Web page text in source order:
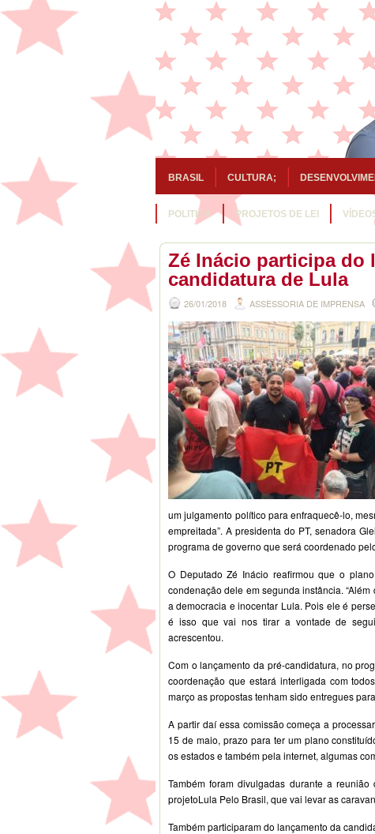
BRASIL CULTURA;
POLITICA PROJETOS DE LEI
Zé Inácio participa do
candidatura de Lula
26/01/2018 ASSESSORIA DE IMPRENSA
um julgamento político para enfraquecê-lo,
empreitada”. A presidenta do PT, senadora
programa de governo que será coordenado
O Deputado Zé Inácio reafirmou que o
condenação dele em segunda instância.
a democracia e inocentar Lula. Pois ele é
é isso que vai nos tirar a vontade de
acrescentou.
Com o lançamento da pré-candidatura, no
coordenação que estará interligada com
março as propostas tenham sido entregues
A partir daí essa comissão começa a
15 de maio, prazo para ter um plano
os estados e também pela internet, algumas
Também foram divulgadas durante a
projetoLula Pelo Brasil, que vai levar as
Também participaram do lançamento da